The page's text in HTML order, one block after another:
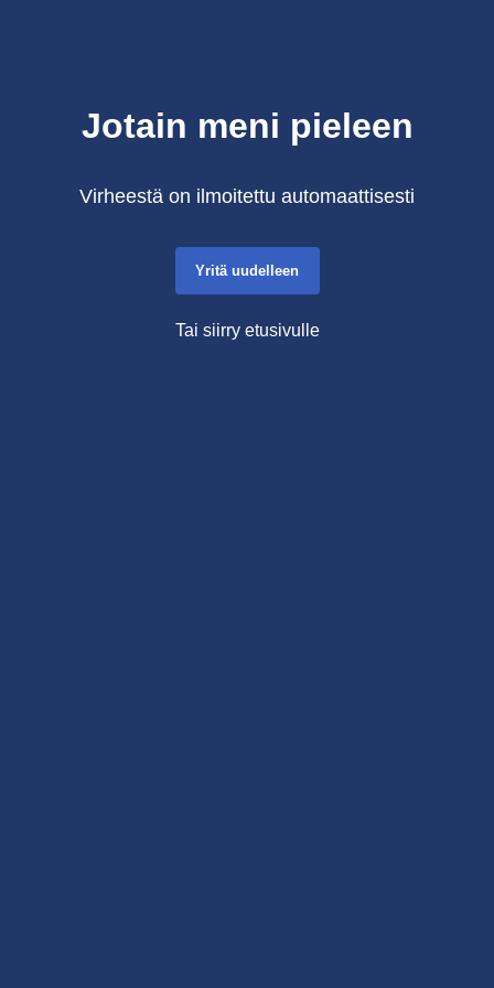
Jotain meni pieleen
Virheestä on ilmoitettu automaattisesti
Yritä uudelleen
Tai siirry etusivulle